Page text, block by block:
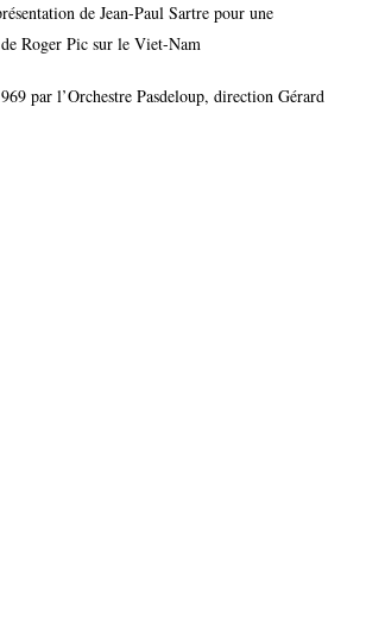
de Jean-Paul Sartre pour une
Roger Pic sur le Viet-Nam
par l’Orchestre Pasdeloup, direction Gérard